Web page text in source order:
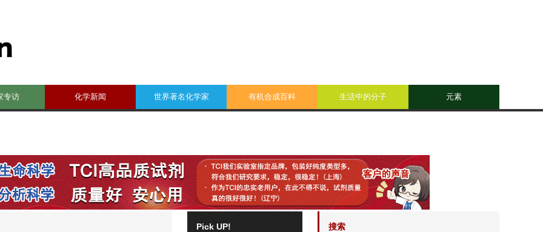
专访 化学新闻 世界著名化学家 有机合成百科 生活中的分子 元素
Pick UP! 搜索